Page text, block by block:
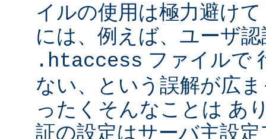
イルの使用は極力避け
には、例えば、ユーザ
.htaccess ファイルで
ない、という誤解が広
ったくそんなことは あ
証の設定はサーバ主設